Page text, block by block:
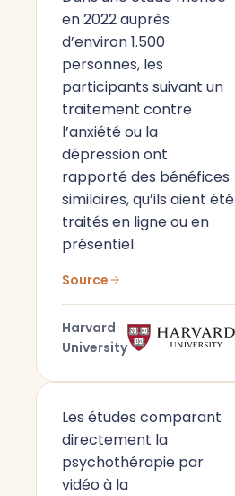
en 2022 auprès
d’environ 1.500
personnes, les
participants suivant un
traitement contre
l’anxiété ou la
dépression ont
rapporté des bénéfices
similaires, qu’ils aient été
traités en ligne ou en
présentiel.
Source
Harvard
University
Les études comparant
directement la
psychothérapie par
vidéo à la